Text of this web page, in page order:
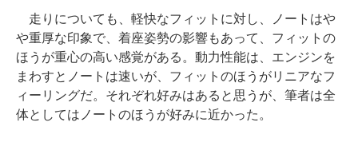
走りについても、軽快なフィットに対し、ノートはや
や重厚な印象で、着座姿勢の影響もあって、フィットの
ほうが重心の高い感覚がある。動力性能は、エンジンを
まわすとノートは速いが、フィットのほうがリニアなフ
ィーリングだ。それぞれ好みはあると思うが、筆者は全
体としてはノートのほうが好みに近かった。